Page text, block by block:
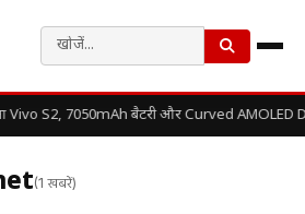
Vivo S2, 7050mAh बैटरी और Curved AMOLED
(1 खबरें)